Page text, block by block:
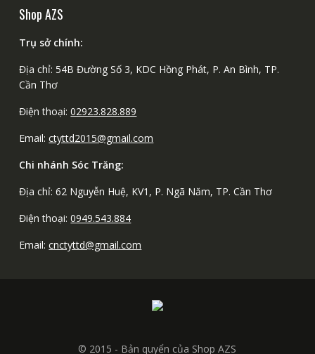
Shop AZS
Trụ sở chính:
Địa chỉ: 54B Đường Số 3, KDC Hồng Phát, P. An Bình, TP.
Cần Thơ
Điện thoại:02923.828.889
Email:ctyttd2015@gmail.com
Chi nhánh Sóc Trăng:
Địa chỉ: 62 Nguyễn Huệ, KV1, P. Ngã Năm, TP. Cần Thơ
Điện thoại:0949.543.884
Email:cnctyttd@gmail.com
© 2015 - Bản quyển của Shop AZS